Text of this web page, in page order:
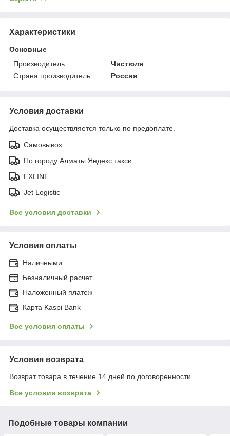
Характеристики
Основные
Производитель
Чистюля
Страна производитель
Россия
Условия доставки
Доставка осуществляется только по предоплате.
Самовывоз
По городу Алматы Яндекс такси
EXLINE
Jet Logistic
Все условия доставки
Условия оплаты
Наличными
Безналичный расчет
Наложенный платеж
Карта Kaspi Bank
Все условия оплаты
Условия возврата
Возврат товара в течение 14 дней по договоренности
Все условия возврата
Подобные товары компании